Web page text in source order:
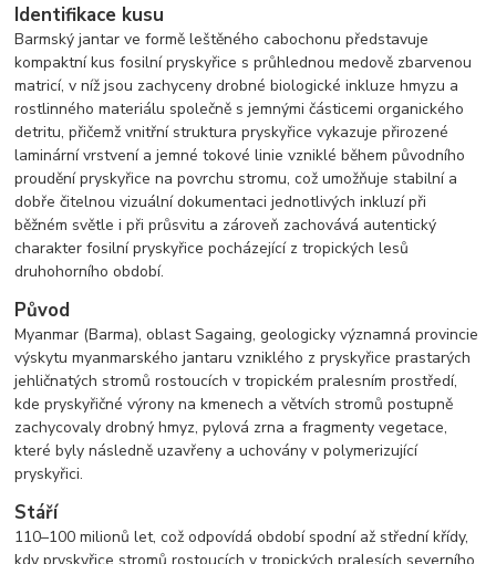
Identifikace kusu
Barmský jantar ve formě leštěného cabochonu představuje
kompaktní kus fosilní pryskyřice s průhlednou medově zbarvenou
matricí, v níž jsou zachyceny drobné biologické inkluze hmyzu a
rostlinného materiálu společně s jemnými částicemi organického
detritu, přičemž vnitřní struktura pryskyřice vykazuje přirozené
laminární vrstvení a jemné tokové linie vzniklé během původního
proudění pryskyřice na povrchu stromu, což umožňuje stabilní a
dobře čitelnou vizuální dokumentaci jednotlivých inkluzí při
běžném světle i při průsvitu a zároveň zachovává autentický
charakter fosilní pryskyřice pocházející z tropických lesů
druhohorního období.
Původ
Myanmar (Barma), oblast Sagaing, geologicky významná provincie
výskytu myanmarského jantaru vzniklého z pryskyřice prastarých
jehličnatých stromů rostoucích v tropickém pralesním prostředí,
kde pryskyřičné výrony na kmenech a větvích stromů postupně
zachycovaly drobný hmyz, pylová zrna a fragmenty vegetace,
které byly následně uzavřeny a uchovány v polymerizující
pryskyřici.
Stáří
110–100 milionů let, což odpovídá období spodní až střední křídy,